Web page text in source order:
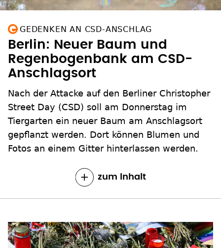
GEDENKEN AN CSD-ANSCHLAG
Berlin: Neuer Baum und
Regenbogenbank am CSD-
Anschlagsort
Nach der Attacke auf den Berliner Christopher
Street Day (CSD) soll am Donnerstag im
Tiergarten ein neuer Baum am Anschlagsort
gepflanzt werden. Dort können Blumen und
Fotos an einem Gitter hinterlassen werden.
zum Inhalt